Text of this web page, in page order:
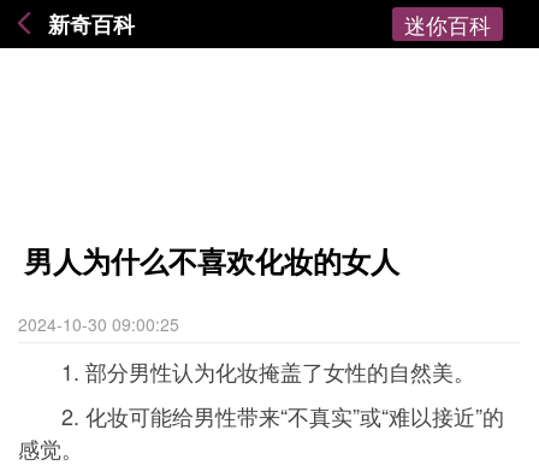
新奇百科 迷你百科
男人为什么不喜欢化妆的女人
2024-10-30 09:00:25
1. 部分男性认为化妆掩盖了女性的自然美。
2. 化妆可能给男性带来“不真实”或“难以接近”的
感觉。